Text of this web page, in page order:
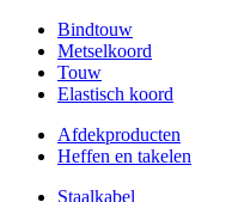
Bindtouw
Metselkoord
Touw
Elastisch koord
Afdekproducten
Heffen en takelen
Staalkabel